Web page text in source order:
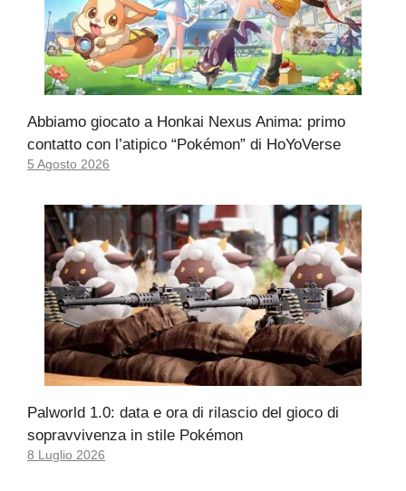
Abbiamo giocato a Honkai Nexus Anima: primo
contatto con l’atipico “Pokémon” di HoYoVerse
5 Agosto 2026
Palworld 1.0: data e ora di rilascio del gioco di
sopravvivenza in stile Pokémon
8 Luglio 2026